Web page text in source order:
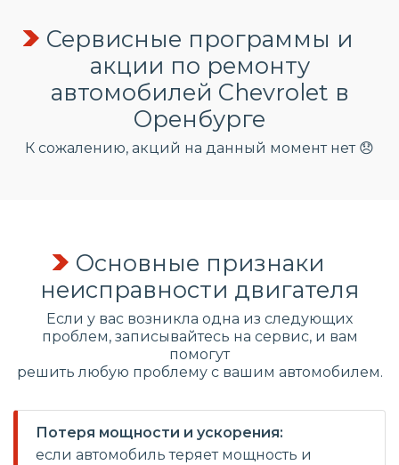
Сервисные программы и
акции по ремонту
автомобилей Chevrolet в
Оренбурге
К сожалению, акций на данный момент нет 😞
Основные признаки
неисправности двигателя
Если у вас возникла одна из следующих
проблем, записывайтесь на сервис, и вам
помогут
решить любую проблему с вашим автомобилем.
Потеря мощности и ускорения:
если автомобиль теряет мощность и